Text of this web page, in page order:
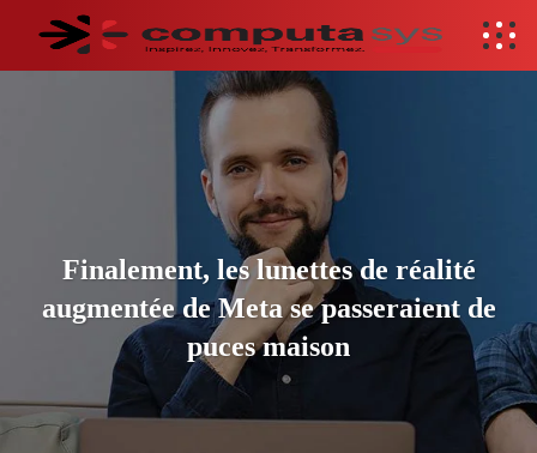
Finalement, les lunettes de réalité
augmentée de Meta se passeraient de
puces maison